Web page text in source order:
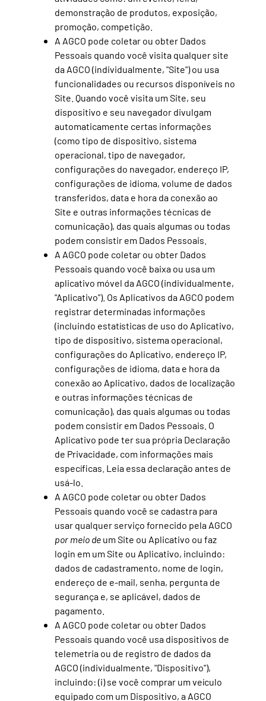
demonstração de produtos, exposição,
promoção, competição.
A AGCO pode coletar ou obter Dados
Pessoais quando você visita qualquer site
da AGCO (individualmente, "Site") ou usa
funcionalidades ou recursos disponíveis no
Site. Quando você visita um Site, seu
dispositivo e seu navegador divulgam
automaticamente certas informações
(como tipo de dispositivo, sistema
operacional, tipo de navegador,
configurações do navegador, endereço IP,
configurações de idioma, volume de dados
transferidos, data e hora da conexão ao
Site e outras informações técnicas de
comunicação), das quais algumas ou todas
podem consistir em Dados Pessoais.
A AGCO pode coletar ou obter Dados
Pessoais quando você baixa ou usa um
aplicativo móvel da AGCO (individualmente,
"Aplicativo"). Os Aplicativos da AGCO podem
registrar determinadas informações
(incluindo estatísticas de uso do Aplicativo,
tipo de dispositivo, sistema operacional,
configurações do Aplicativo, endereço IP,
configurações de idioma, data e hora da
conexão ao Aplicativo, dados de localização
e outras informações técnicas de
comunicação), das quais algumas ou todas
podem consistir em Dados Pessoais. O
Aplicativo pode ter sua própria Declaração
de Privacidade, com informações mais
específicas. Leia essa declaração antes de
usá-lo.
A AGCO pode coletar ou obter Dados
Pessoais quando você se cadastra para
usar qualquer serviço fornecido pela AGCO
por meio de um Site ou Aplicativo ou faz
login em um Site ou Aplicativo, incluindo:
dados de cadastramento, nome de login,
endereço de e-mail, senha, pergunta de
segurança e, se aplicável, dados de
pagamento.
A AGCO pode coletar ou obter Dados
Pessoais quando você usa dispositivos de
telemetria ou de registro de dados da
AGCO (individualmente, "Dispositivo"),
incluindo: (i) se você comprar um veículo
equipado com um Dispositivo, a AGCO